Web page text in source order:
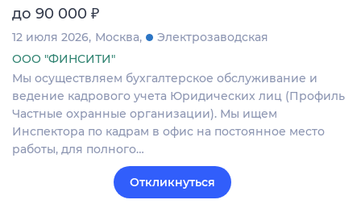
до 90 000 ₽
12 июля 2026 Москва
Электрозаводская
ООО "ФИНСИТИ"
Мы осуществляем бухгалтерское обслуживание и
ведение кадрового учета Юридических лиц (Профиль
Частные охранные организации). Мы ищем
Инспектора по кадрам в офис на постоянное место
работы, для полного…
Откликнуться